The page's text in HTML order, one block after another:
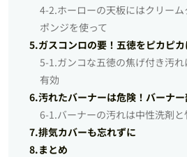
4-2.ホーローの天板にはクリー
ポンジを使って
5.ガスコンロの要！五徳をピカピカ
5-1.ガンコな五徳の焦げ付き汚
有効
6.汚れたバーナーは危険！バーナ
6-1.バーナーの汚れは中性洗剤と
7.排気カバーも忘れずに
8.まとめ